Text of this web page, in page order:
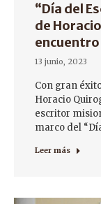
“Día del
de
13 junio, 2023
Con gran
Horacio
escritor
marco del
Leer más